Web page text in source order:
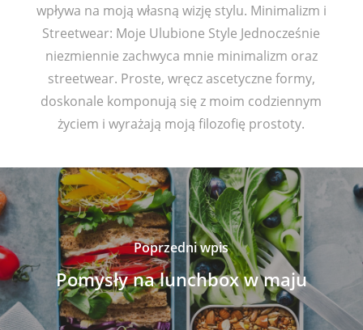
wpływa na moją własną wizję stylu. Minimalizm i
Streetwear: Moje Ulubione Style Jednocześnie
niezmiennie zachwyca mnie minimalizm oraz
streetwear. Proste, wręcz ascetyczne formy,
doskonale komponują się z moim codziennym
życiem i wyrażają moją filozofię prostoty.
Poprzedni wpis
Pomysły na lunchbox w maju